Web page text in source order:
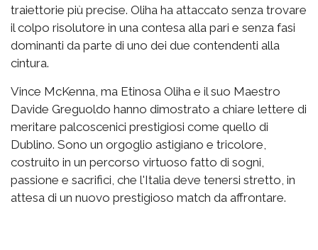
traiettorie più precise. Oliha ha attaccato senza trovare
il colpo risolutore in una contesa alla pari e senza fasi
dominanti da parte di uno dei due contendenti alla
cintura.
Vince McKenna, ma Etinosa Oliha e il suo Maestro
Davide Greguoldo hanno dimostrato a chiare lettere di
meritare palcoscenici prestigiosi come quello di
Dublino. Sono un orgoglio astigiano e tricolore,
costruito in un percorso virtuoso fatto di sogni,
passione e sacrifici, che l'Italia deve tenersi stretto, in
attesa di un nuovo prestigioso match da affrontare.